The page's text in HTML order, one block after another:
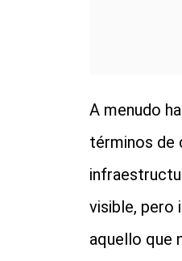
A menudo
términos de
visible, pero
aquello que